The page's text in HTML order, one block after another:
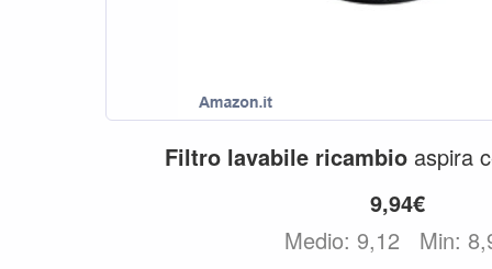
Filtro lavabile ricambio aspira
9,94€
Medio: 9,12
Min: